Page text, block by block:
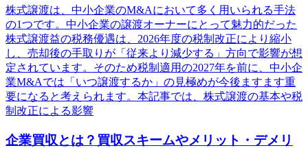
株式譲渡は、中小企業のM&Aにおいて多く用いられる手法
の1つです。中小企業の譲渡オーナーにとって魅力的だった
株式譲渡益の税務優遇は、2026年度の税制改正により縮小
し、売却後の手取りが「従来より減少する」方向で影響が想
定されています。そのため税制適用の2027年を前に、中小企
業M&Aでは「いつ譲渡するか」の見極めが今後ますます重
要になると考えられます。本記事では、株式譲渡の基本や税
制改正による影響
企業買収とは？買収スキームやメリット・デメリ